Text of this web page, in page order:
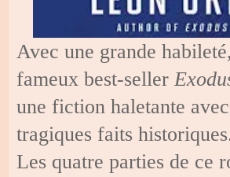
Avec une grande
fameux best-seller
une fiction haletante
tragiques faits
Les quatre parties de ce